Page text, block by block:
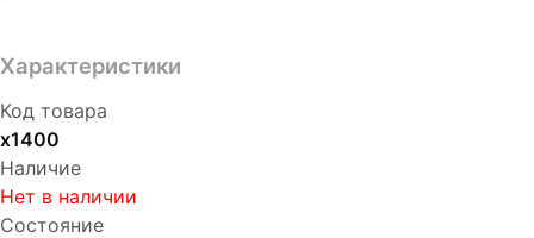
Характеристики
Код товара
х1400
Наличие
Нет в наличии
Состояние